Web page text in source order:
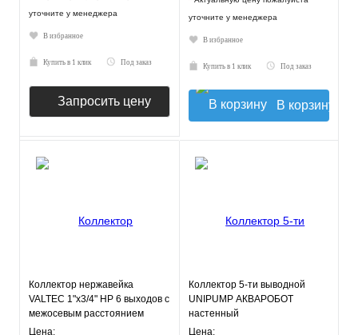
уточните у менеджера
В избранное
Купить в 1 клик Под заказ
Запросить цену
уточните у менеджера
В избранное
Купить в 1 клик Под заказ
В корзину
Коллектор нержавейка
VALTEC 1"х3/4" НР 6 выходов с
межосевым расстоянием
выходов 50мм
Цена:
Коллектор 5-ти выводной
UNIPUMP АКВАРОБОТ
настенный
Цена: